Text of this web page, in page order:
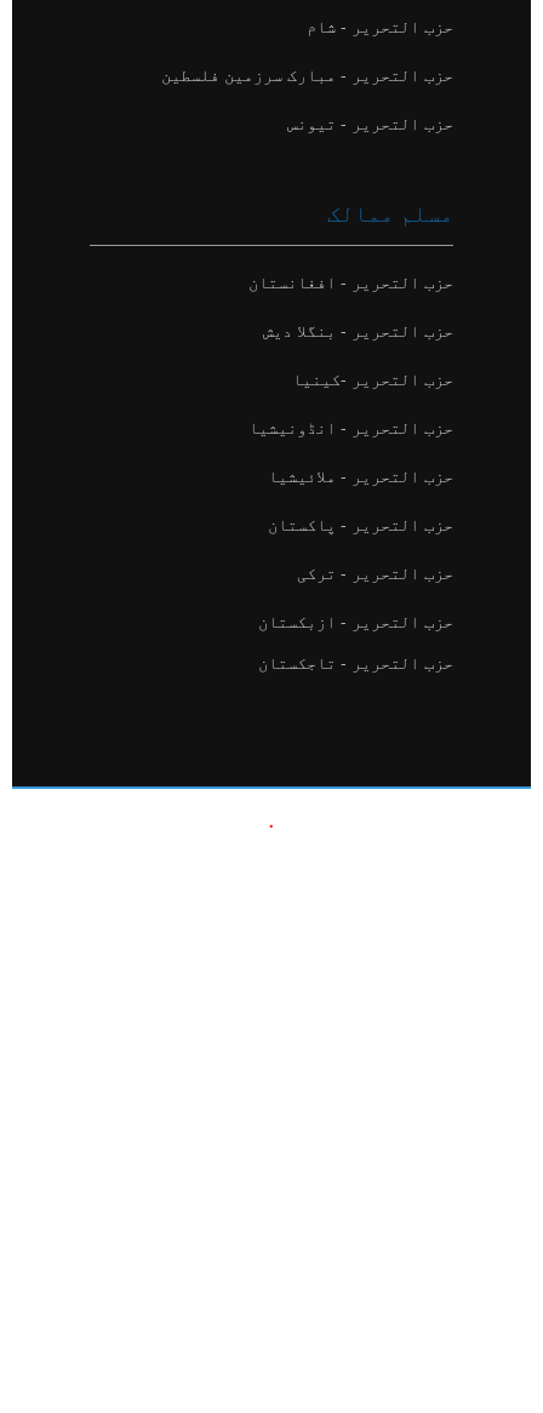
حزب التحریر - شام
حزب التحریر - مبارک سرزمین فلسطین
حزب التحریر - تیونس
مسلم ممالک
حزب التحریر - افغانستان
حزب التحریر - بنگلا دیش
حزب التحریر -کینیا
حزب التحریر - انڈونیشیا
حزب التحریر - ملائیشیا
حزب التحریر - پاکستان
حزب التحریر - ترکی
حزب التحریر - ازبکستان
حزب التحریر - تاجکستان
.